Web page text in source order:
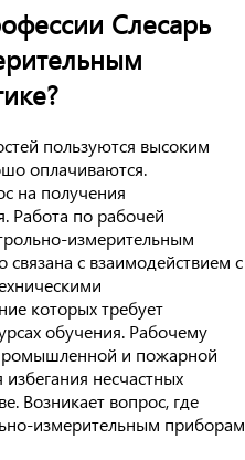
Слесарь
пользуются высоким
оплачиваются.
на получения
Работа по рабочей
измерительным
с взаимодействием с
которых требует
обучения. Рабочему
и пожарной
несчастных
Возникает вопрос, где
измерительным приборам